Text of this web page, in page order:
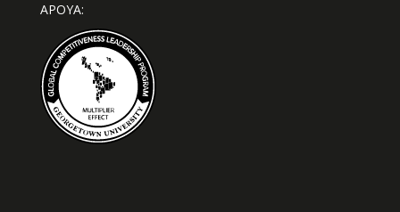
APOYA: